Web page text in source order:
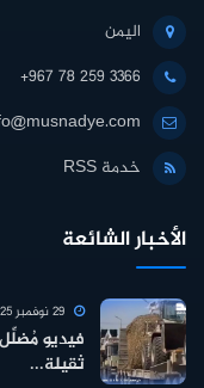
اليمن
+967 78 259 3366
خدمة RSS
الأخبار الشائعة
فيديو
ثقيلة...